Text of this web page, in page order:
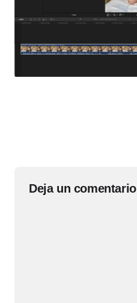
Deja un comentario